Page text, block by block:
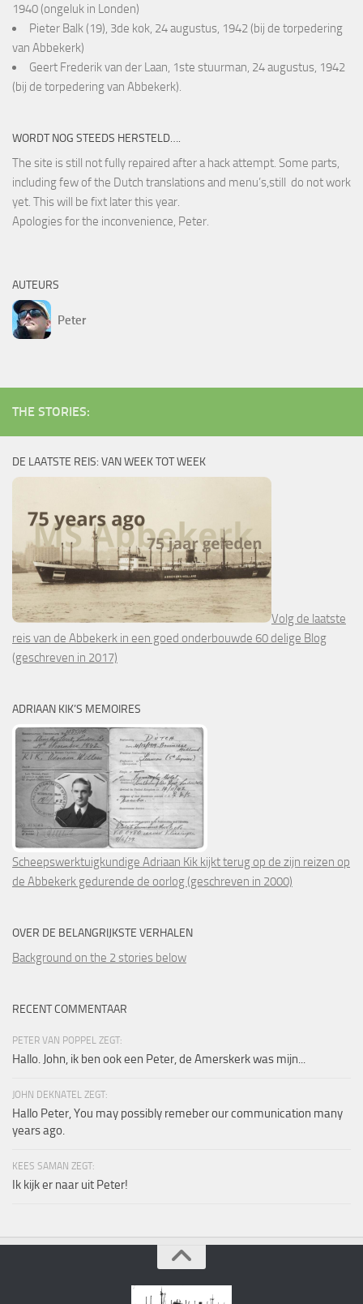
1940 (ongeluk in Londen)
Pieter Balk (19), 3de kok, 24 augustus, 1942 (bij de torpedering
van Abbekerk)
Geert Frederik van der Laan, 1ste stuurman, 24 augustus, 1942
(bij de torpedering van Abbekerk).
WORDT NOG STEEDS HERSTELD….
The site is still not fully repaired after a hack attempt. Some parts,
including few of the Dutch translations and menu’s,still do not work
yet. This will be fixt later this year.
Apologies for the inconvenience, Peter.
AUTEURS
Peter
THE STORIES:
DE LAATSTE REIS: VAN WEEK TOT WEEK
Volg de laatste
reis van de Abbekerk in een goed onderbouwde 60 delige Blog
(geschreven in 2017)
ADRIAAN KIK’S MEMOIRES
Scheepswerktuigkundige Adriaan Kik kijkt terug op de zijn reizen op
de Abbekerk gedurende de oorlog (geschreven in 2000)
OVER DE BELANGRIJKSTE VERHALEN
Background on the 2 stories below
RECENT COMMENTAAR
PETER VAN POPPEL ZEGT:
Hallo. John, ik ben ook een Peter, de Amerskerk was mijn...
JOHN DEKNATEL ZEGT:
Hallo Peter, You may possibly remeber our communication many
years ago.
KEES SAMAN ZEGT:
Ik kijk er naar uit Peter!